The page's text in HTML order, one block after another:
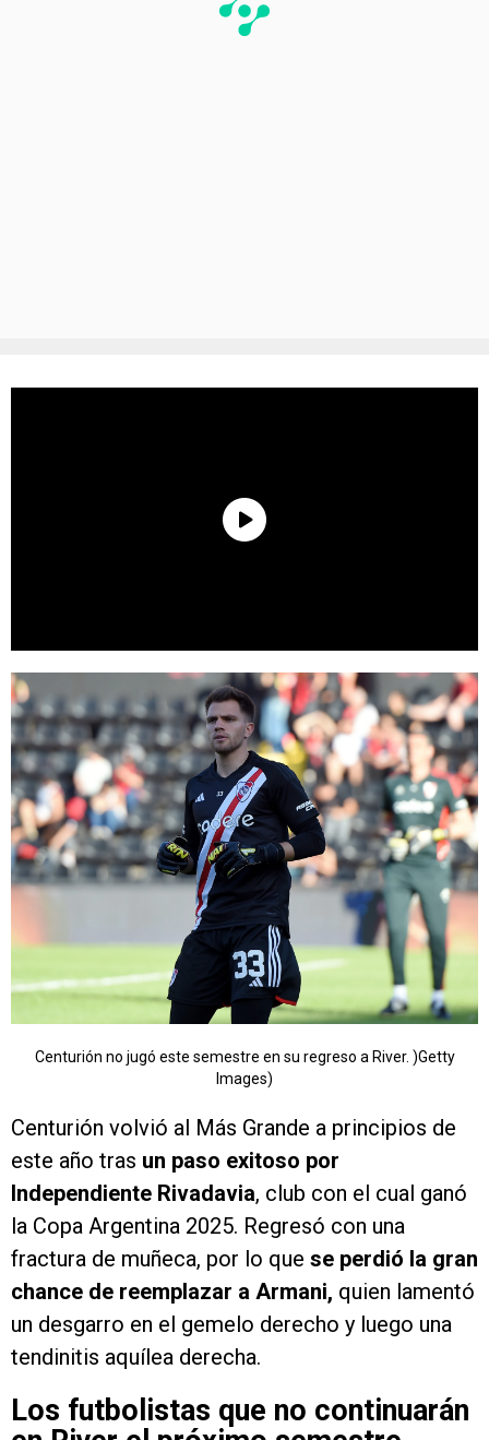
Centurión no jugó este semestre en su regreso a River. )Getty
Images)
Centurión volvió al Más Grande a principios de
este año tras un paso exitoso por
Independiente Rivadavia, club con el cual ganó
la Copa Argentina 2025. Regresó con una
fractura de muñeca, por lo que se perdió la gran
chance de reemplazar a Armani, quien lamentó
un desgarro en el gemelo derecho y luego una
tendinitis aquílea derecha.
Los futbolistas que no continuarán